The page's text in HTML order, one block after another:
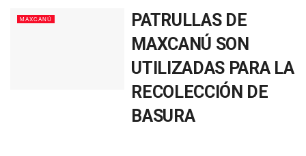
MAXCANÚ
PATRULLAS DE
MAXCANÚ SON
UTILIZADAS PARA LA
RECOLECCIÓN DE
BASURA